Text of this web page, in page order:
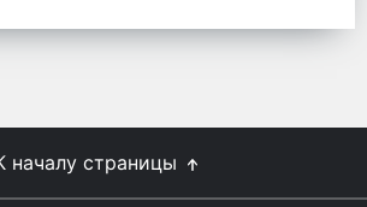
началу страницы